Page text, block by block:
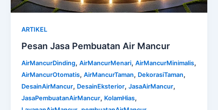
ARTIKEL
Pesan Jasa Pembuatan Air Mancur
AirMancurDinding,AirMancurMenari,AirMancurMinimalis,
AirMancurOtomatis,AirMancurTaman, DekorasiTaman,
DesainAirMancur, DesainEksterior,JasaAirMancur,
JasaPembuatanAirMancur, KolamHias,